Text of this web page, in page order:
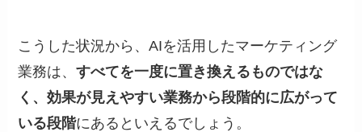
こうした状況から、AIを活用したマーケティング
業務は、すべてを一度に置き換えるものではな
く、効果が見えやすい業務から段階的に広がって
いる段階にあるといえるでしょう。